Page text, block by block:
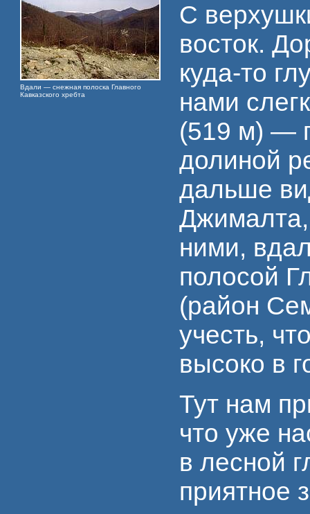
Вдали — снежная полоска Главного
Кавказского хребта
С
восток.
куда-то
нами
(519 м) —
долиной
дальше
Джималта,
ними,
полосой
(район
учесть,
высоко в
Тут нам
что уже
в лесной
приятное